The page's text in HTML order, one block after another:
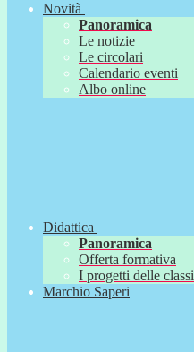
Novità
Panoramica
Le notizie
Le circolari
Calendario eventi
Albo online
Didattica
Panoramica
Offerta formativa
I progetti delle classi
Marchio Saperi